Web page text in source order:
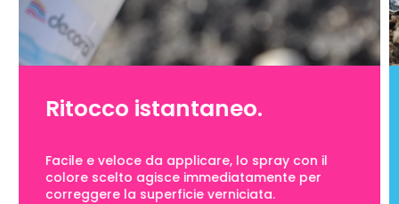
Ritocco istantaneo.
Facile e veloce da applicare, lo spray con il
colore scelto agisce immediatamente per
correggere la superficie verniciata.